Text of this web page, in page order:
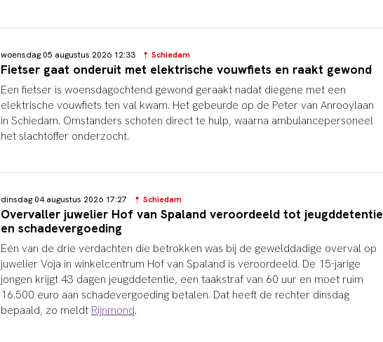
woensdag 05 augustus 2026 12:33 Schiedam
Fietser gaat onderuit met elektrische vouwfiets en raakt gewond
Een fietser is woensdagochtend gewond geraakt nadat diegene met een
elektrische vouwfiets ten val kwam. Het gebeurde op de Peter van Anrooylaan
in Schiedam. Omstanders schoten direct te hulp, waarna ambulancepersoneel
het slachtoffer onderzocht.
dinsdag 04 augustus 2026 17:27 Schiedam
Overvaller juwelier Hof van Spaland veroordeeld tot jeugddetentie
en schadevergoeding
Eén van de drie verdachten die betrokken was bij de gewelddadige overval op
juwelier Voja in winkelcentrum Hof van Spaland is veroordeeld. De 15-jarige
jongen krijgt 43 dagen jeugddetentie, een taakstraf van 60 uur en moet ruim
16.500 euro aan schadevergoeding betalen. Dat heeft de rechter dinsdag
bepaald, zo meldt Rijnmond.